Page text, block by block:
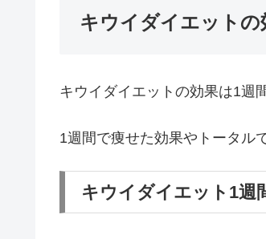
キウイダイエットの
キウイダイエットの効果は1週
1週間で痩せた効果やトータル
キウイダイエット1週